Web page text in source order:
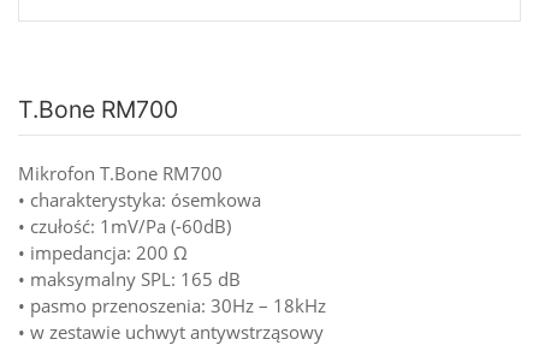
T.Bone RM700
Mikrofon T.Bone RM700
• charakterystyka: ósemkowa
• czułość: 1mV/Pa (-60dB)
• impedancja: 200 Ω
• maksymalny SPL: 165 dB
• pasmo przenoszenia: 30Hz – 18kHz
• w zestawie uchwyt antywstrząsowy